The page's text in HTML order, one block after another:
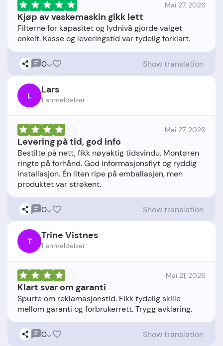
Mai 27, 2026
Kjøp av vaskemaskin gikk lett
Filterne for kapasitet og lydnivå gjorde valget
0 Show translation
L Lars
1 anmeldelser
Mai 27, 2026
Levering på tid, god info
Bestilte på nett, fikk nøyaktig tidsvindu. Montøren
ringte på forhånd. God informasjonsflyt og ryddig
installasjon. Én liten ripe på emballasjen, men
0 Show translation
T Trine Vistnes
1 anmeldelser
Mai 21, 2026
Klart svar om garanti
Spurte om reklamasjonstid. Fikk tydelig skille
0 Show translation